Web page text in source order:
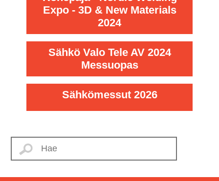
Expo - 3D & New Materials
2024
Sähkö Valo Tele AV 2024
Messuopas
Sähkömessut 2026